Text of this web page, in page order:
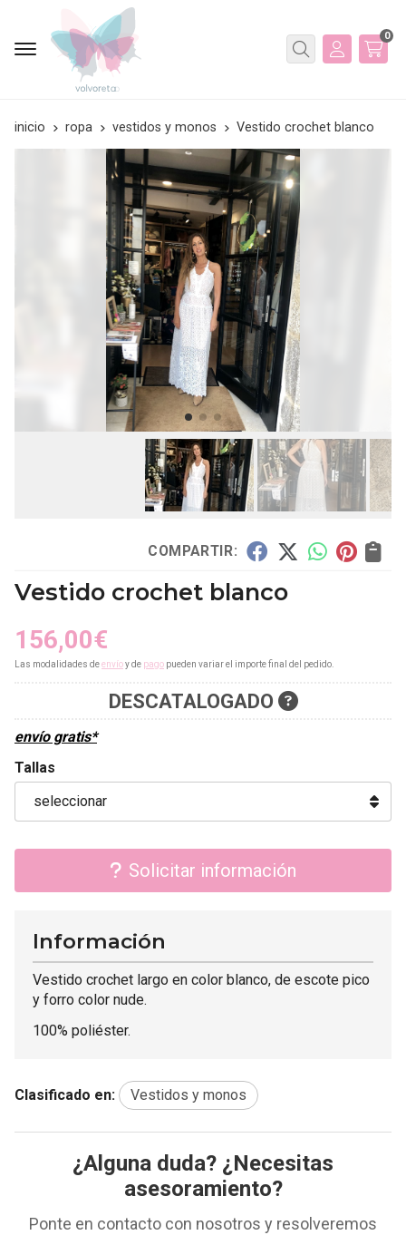
Buscar
0
inicio ropa vestidos y monos Vestido crochet blanco
COMPARTIR:
Vestido crochet blanco
156,00€
Las modalidades deenvíoy de pago pueden variar el importe final del pedido.
DESCATALOGADO
envío gratis*
Tallas
Solicitar información
Información
Vestido crochet largo en color blanco, de escote pico
y forro color nude.
100% poliéster.
Clasificado en: Vestidos y monos
¿Alguna duda? ¿Necesitas
asesoramiento?
Ponte en contacto con nosotros y resolveremos